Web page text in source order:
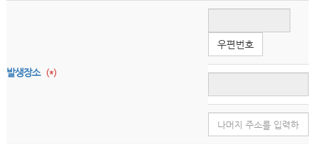
발생장소 (*)
우편번호